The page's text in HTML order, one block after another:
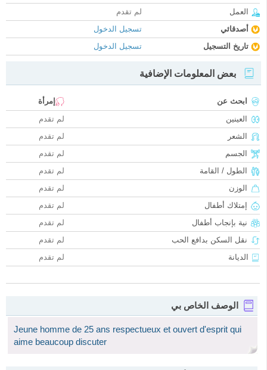
العمل
لم تقدم
أصدقائي
تسجيل الدخول
تاريخ التسجيل
تسجيل الدخول
بعض المعلومات الإضافية
ابحث عن
إمرأة
العينين
لم تقدم
الشعر
لم تقدم
الجسم
لم تقدم
الطول / القامة
لم تقدم
الوزن
لم تقدم
إمتلاك أطفال
لم تقدم
نية بإنجاب أطفال
لم تقدم
نقل السكن بدافع الحب
لم تقدم
الديانة
لم تقدم
الوصف الخاص بي
Jeune homme de 25 ans respectueux et ouvert d'esprit qui
aime beaucoup discuter